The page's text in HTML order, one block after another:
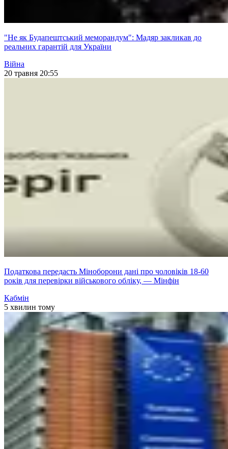
"Не як Будапештський меморандум": Мадяр закликав до
реальних гарантій для України
Війна
20 травня 20:55
Податкова передасть Міноборони дані про чоловіків 18-60
років для перевірки військового обліку, — Мінфін
Кабмін
5 хвилин тому